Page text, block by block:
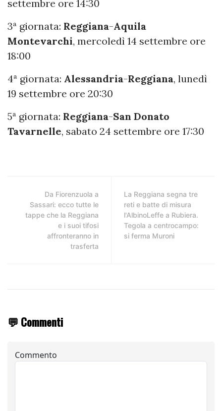
settembre ore 14:30
3ª giornata: Reggiana-Aquila
Montevarchi, mercoledì 14 settembre ore
18:00
4ª giornata: Alessandria-Reggiana, lunedì
19 settembre ore 20:30
5ª giornata: Reggiana-San Donato
Tavarnelle, sabato 24 settembre ore 17:30
Da Fiorenzuola a
Sassari: ecco tutte le
tappe che la Reggiana
e i suoi tifosi
affronteranno in
trasferta
La Reggiana segna tre
reti e batte di misura
l'AlbinoLeffe a Rubiera.
Tegola a centrocampo:
si ferma Muroni
💬 Commenti